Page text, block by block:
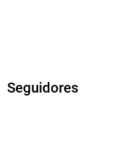
Seguidores